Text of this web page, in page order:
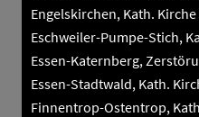
Engelskirchen, Kath.
Eschweiler-Pumpe-Stich,
Essen-Katernberg,
Essen-Stadtwald, Kath.
Finnentrop-Ostentrop,